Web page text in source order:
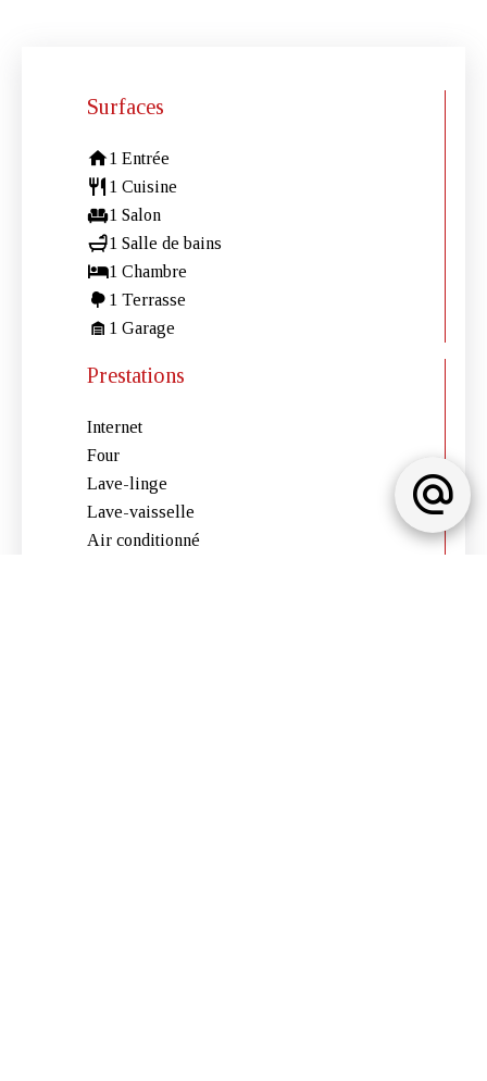
Surfaces
1 Entrée
1 Cuisine
1 Salon
1 Salle de bains
1 Chambre
1 Terrasse
1 Garage
Prestations
Internet
Four
Lave-linge
Lave-vaisselle
Air conditionné